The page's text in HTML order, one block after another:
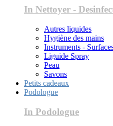
In Nettoyer -
Autres liquides
Hygiène des mains
Instruments -
Liguide Spray
Peau
Savons
Petits cadeaux
Podologue
In Podologue